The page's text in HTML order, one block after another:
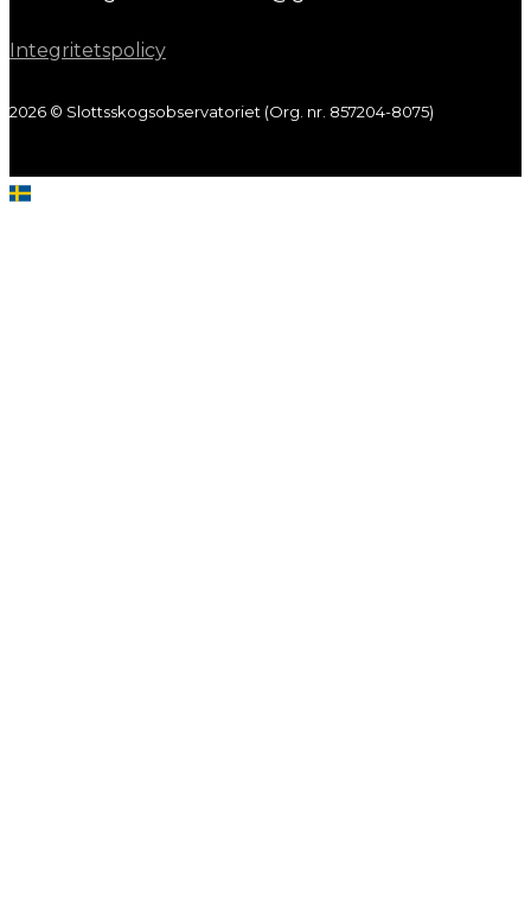
Integritetspolicy
2026 © Slottsskogsobservatoriet (Org. nr. 857204-8075)